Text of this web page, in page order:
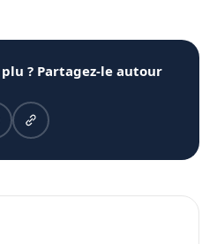
? Partagez-le autour